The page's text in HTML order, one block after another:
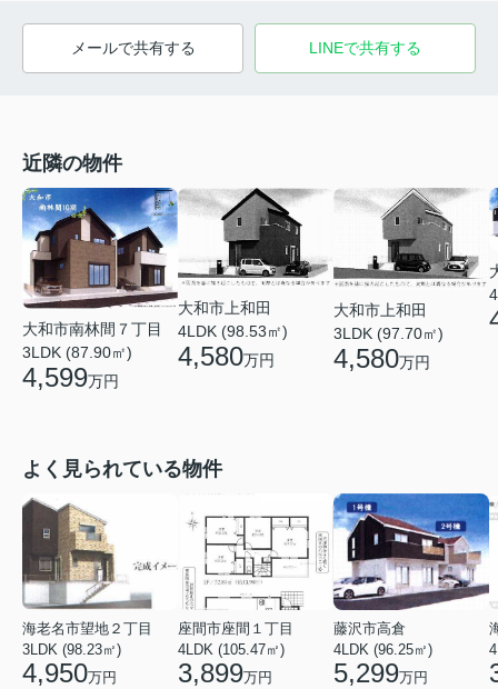
メールで共有する LINEで共有する
近隣の物件
大和市南林間７丁目
3LDK (87.90㎡)
4,599万円
大和市上和田
4LDK (98.53㎡)
4,580万円
大和市上和田
3LDK (97.70㎡)
4,580万円
よく見られている物件
海老名市望地２丁目
3LDK (98.23㎡)
4,950万円
座間市座間１丁目
4LDK (105.47㎡)
3,899万円
藤沢市高倉
4LDK (96.25㎡)
5,299万円